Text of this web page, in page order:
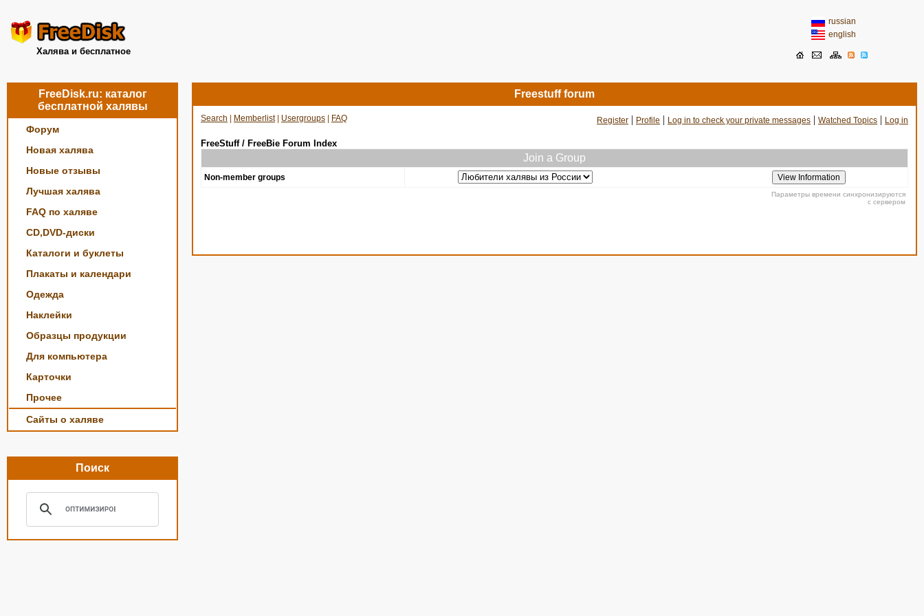
Халява и бесплатное
russian
english
FreeDisk.ru: каталог
бесплатной халявы
Форум
Новая халява
Новые отзывы
Лучшая халява
FAQ по халяве
CD,DVD-диски
Каталоги и буклеты
Плакаты и календари
Одежда
Наклейки
Образцы продукции
Для компьютера
Карточки
Прочее
Сайты о халяве
Поиск
Freestuff forum
Search Memberlist| Usergroups FAQ Register | Profile | Log in to check your private messages | Watched Topics | Log in
FreeStuff / FreeBie Forum Index
Join a Group
Non-member groups
Параметры времени синхронизируются
с сервером